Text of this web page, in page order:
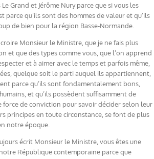
Le Grand et Jérôme Nury parce que si vous les
parce qu’ils sont des hommes de valeur et qu’ils
de bien pour la région Basse-Normande.
Monsieur le Ministre, que je ne fais plus
et que des types comme vous, que l’on apprend
et à aimer avec le temps et parfois même,
quelque soit le parti auquel ils appartiennent,
parce qu’ils sont fondamentalement bons,
et qu’ils possèdent suffisamment de
force de conviction pour savoir décider selon leur
principes en toute circonstance, se font de plus
notre époque.
écrit Monsieur le Ministre, vous êtes une
République contemporaine parce que